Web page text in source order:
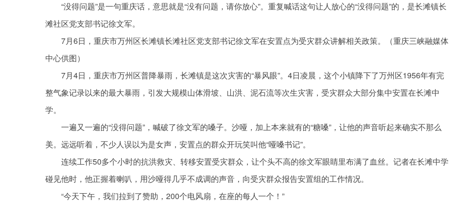
“没得问题”是一句重庆话，意思就是“没有问题，请你放心”。重复喊话这句让人放心的“没得问题”的，是长滩镇长
滩社区党支部书记徐文军。
7月6日，重庆市万州区长滩镇长滩社区党支部书记徐文军在安置点为受灾群众讲解相关政策。（重庆三峡融媒体
中心供图）
7月4日，重庆市万州区普降暴雨，长滩镇是这次灾害的“暴风眼”。4日凌晨，这个小镇降下了万州区1956年有完
整气象记录以来的最大暴雨，引发大规模山体滑坡、山洪、泥石流等次生灾害，受灾群众大部分集中安置在长滩中
学。
一遍又一遍的“没得问题”，喊破了徐文军的嗓子。沙哑，加上本来就有的“糖嗓”，让他的声音听起来确实不那么
美。远远听着，不少人误以为是女声，安置点的群众开玩笑叫他“哑嗓书记”。
连续工作50多个小时的抗洪救灾、转移安置受灾群众，让个头不高的徐文军眼睛里布满了血丝。记者在长滩中学
碰见他时，他正握着喇叭，用沙哑得几乎不成调的声音，向受灾群众报告安置组的工作情况。
“今天下午，我们拉到了赞助，200个电风扇，在座的每人一个！”